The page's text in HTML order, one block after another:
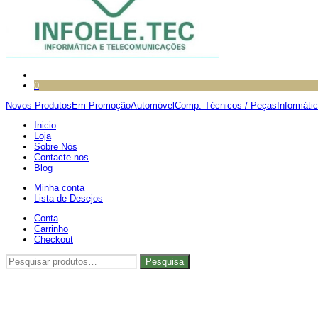
0
Novos Produtos Em PromoçãoAutomóvel Comp. Técnicos / Peças
Inicio
Loja
Sobre Nós
Contacte-nos
Blog
Minha conta
Lista de Desejos
Conta
Carrinho
Checkout
Pesquisar
por:
Pesquisa